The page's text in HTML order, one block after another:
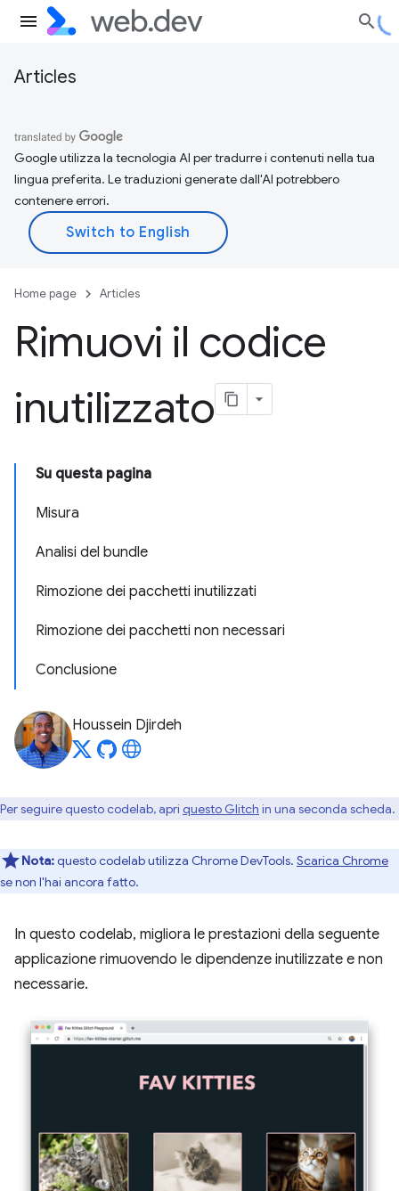
Articles
Google utilizza la tecnologia AI per tradurre i contenuti nella tua
lingua preferita. Le traduzioni generate dall'AI potrebbero
contenere errori.
Home page Articles
Rimuovi il codice
inutilizzato
Su questa pagina
Misura
Analisi del bundle
Rimozione dei pacchetti inutilizzati
Rimozione dei pacchetti non necessari
Conclusione
Houssein Djirdeh
Per seguire questo codelab, apri questo Glitch in una seconda scheda.
Nota:questo codelab utilizza Chrome DevTools. Scarica Chrome
se non l'hai ancora fatto.
In questo codelab, migliora le prestazioni della seguente
applicazione rimuovendo le dipendenze inutilizzate e non
necessarie.